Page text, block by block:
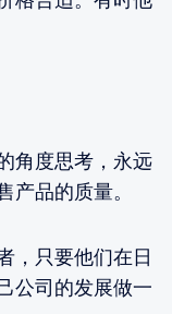
角度思考，永远
产品的质量。
，只要他们在日
公司的发展做一